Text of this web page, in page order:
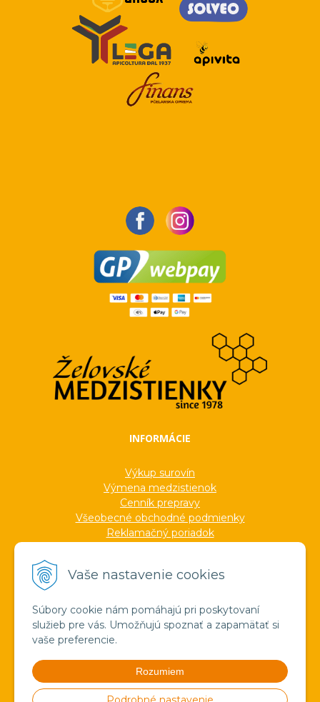
Vaše nastavenie cookies
Súbory cookie nám pomáhajú pri poskytovaní
služieb pre vás. Umožňujú spoznať a zapamätať si
vaše preferencie.
Rozumiem
INFORMÁCIE
Výkup surovín
Výmena medzistienok
Cenník prepravy
Všeobecné obchodné podmienky
Reklamačný poriadok
Formuláre
Ocenenia
Veľkoobchod
Verejné obstarávanie
Pravda o medzistienkach a vosku
Spoznajte náš región!
Štúdium